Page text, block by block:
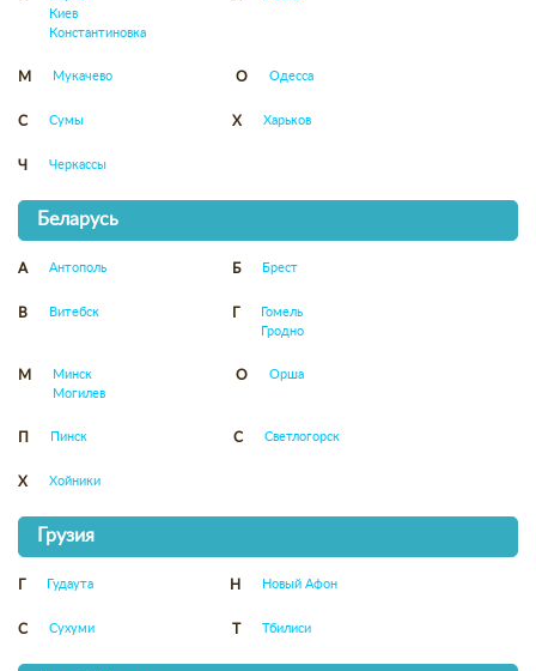
Киев
Константиновка
М Мукачево О Одесса
С Сумы Х Харьков
Ч Черкассы
Беларусь
А Антополь Б Брест
В Витебск
Гомель
Гродно
М
Минск
Могилев
О Орша
Пинск С Светлогорск
Х Хойники
Грузия
Гудаута Н Новый Афон
С Сухуми Тбилиси